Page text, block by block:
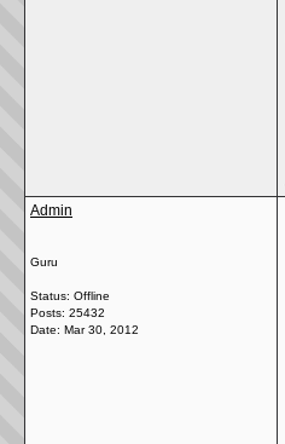
Admin
Guru
Status: Offline
Posts: 25432
Date: Mar 30, 2012